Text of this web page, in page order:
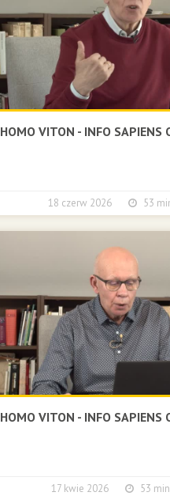
HOMO VITON - INFO SAPIENS
18 czerw 2026 53
HOMO VITON - INFO SAPIENS
17 kwie 2026 53